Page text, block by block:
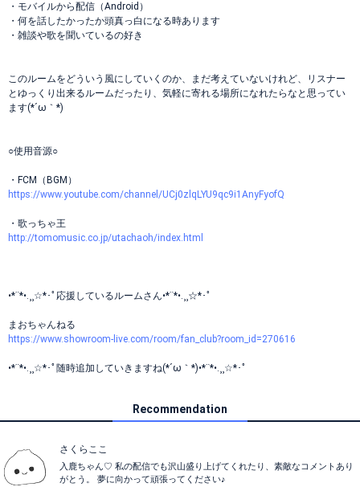
・モバイルから配信（Android）
・何を話したかったか頭真っ白になる時あります
・雑談や歌を聞いているの好き
このルームをどういう風にしていくのか、まだ考えていないけれど、リスナー
とゆっくり出来るルームだったり、気軽に寄れる場所になれたらなと思ってい
ます(*´ω｀*)
○使用音源○
・FCM（BGM）
https://www.youtube.com/channel/UCj0zlqLYU9qc9i1AnyFyofQ
・歌っちゃ王
http://tomomusic.co.jp/utachaoh/index.html
•*¨*•.¸¸☆*･ﾟ応援しているルームさん•*¨*•.¸¸☆*･ﾟ
まおちゃんねる
https://www.showroom-live.com/room/fan_club?room_id=270616
•*¨*•.¸¸☆*･ﾟ随時追加していきますね(*´ω｀*)•*¨*•.¸¸☆*･ﾟ
Recommendation
さくらここ
入鹿ちゃん♡ 私の配信でも沢山盛り上げてくれたり、素敵なコメントあり
がとう。 夢に向かって頑張ってください♪